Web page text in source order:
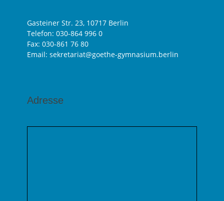
Gasteiner Str. 23, 10717 Berlin
Telefon: 030-864 996 0
Fax: 030-861 76 80
Email: sekretariat@goethe-gymnasium.berlin
Adresse